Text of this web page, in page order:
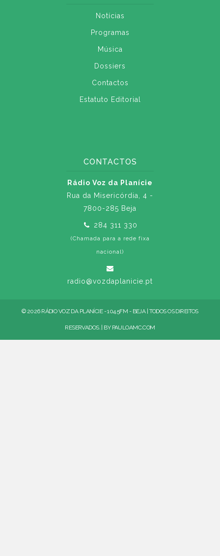
Notícias
Programas
Música
Dossiers
Contactos
Estatuto Editorial
CONTACTOS
Rádio Voz da Planície
Rua da Misericórdia, 4 -
7800-285 Beja
284 311 330
(Chamada para a rede fixa
nacional)
radio@vozdaplanicie.pt
© 2026 RÁDIO VOZ DA PLANÍCIE - 104.5FM - BEJA | TODOS OS DIREITOS
RESERVADOS. | BY PAULOAMC.COM